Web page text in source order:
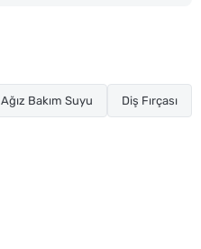
Ağız Bakım Suyu Diş Fırçası